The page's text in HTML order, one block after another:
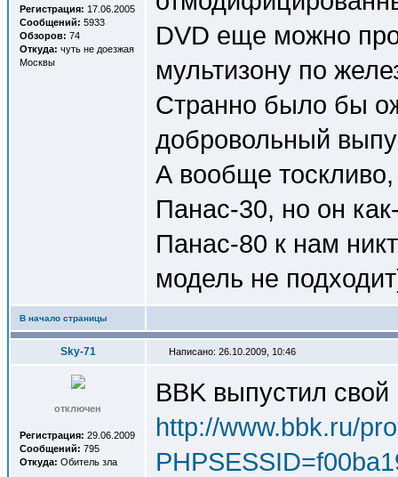
Регистрация: 17.06.2005
Сообщений: 5933
Обзоров: 74
Откуда: чуть не доезжая
Москвы
DVD еще можно
мультизону по
Странно было бы
добровольный
А вообще
Панас-30, но он
Панас-80 к нам
модель не
В начало страницы
Sky-71 Написано: 26.10.2009, 10:46
отключен
Регистрация: 29.06.2009
Сообщений: 795
Откуда: Обитель зла
BBK выпустил
http://www.bbk.ru/